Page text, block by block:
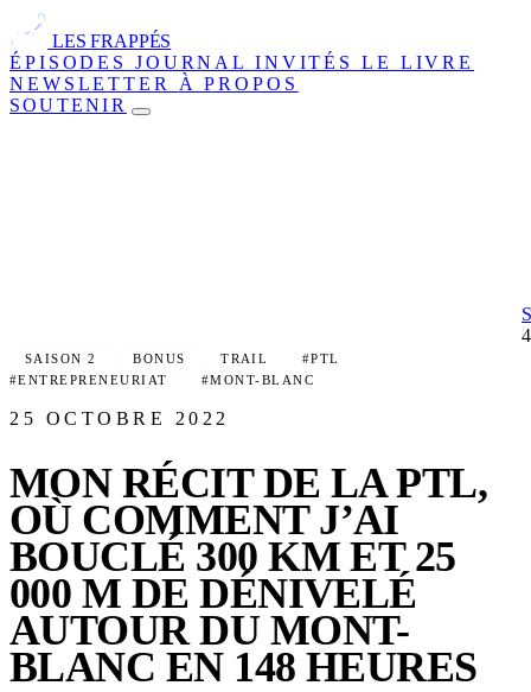
LES FRAPPÉS
ÉPISODES JOURNAL INVITÉSLE LIVRE
NEWSLETTER À PROPOS
SOUTENIR
SAISON 2 BONUS TRAIL
#PTL
#ENTREPRENEURIAT
#MONT-BLANC
25 OCTOBRE 2022
MON RÉCIT DE LA PTL,
OÙ COMMENT J’AI
BOUCLÉ 300 KM ET 25
000 M DE DÉNIVELÉ
AUTOUR DU MONT-
BLANC EN 148 HEURES